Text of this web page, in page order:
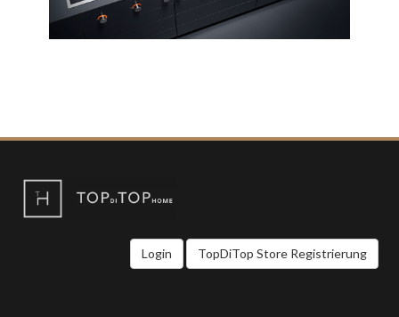
Login TopDiTop Store Registrierung